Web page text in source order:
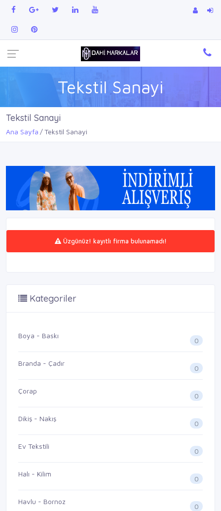
Tekstil Sanayi
Tekstil Sanayi
Ana Sayfa Tekstil Sanayi
Üzgünüz! kayıtlı firma bulunamadı!
Kategoriler
Boya - Baskı
0
Branda - Çadır
0
Çorap
0
Dikiş - Nakış
0
Ev Tekstili
0
Halı - Kilim
0
Havlu - Bornoz
0